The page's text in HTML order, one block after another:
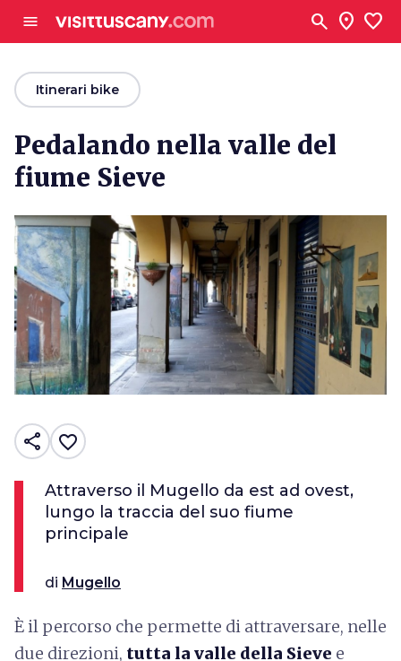
menu search location_on favorite
arrow_backItinerari bike
Pedalando nella valle del
fiume Sieve
share favorite_border
Attraverso il Mugello da est ad ovest,
lungo la traccia del suo fiume
principale
di Mugello
Ѐ il percorso che permette di attraversare, nelle
due direzioni, tutta la valle della Sieve e